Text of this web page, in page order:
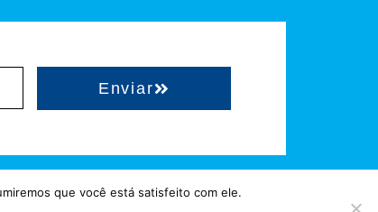
Enviar
que você está satisfeito com ele.